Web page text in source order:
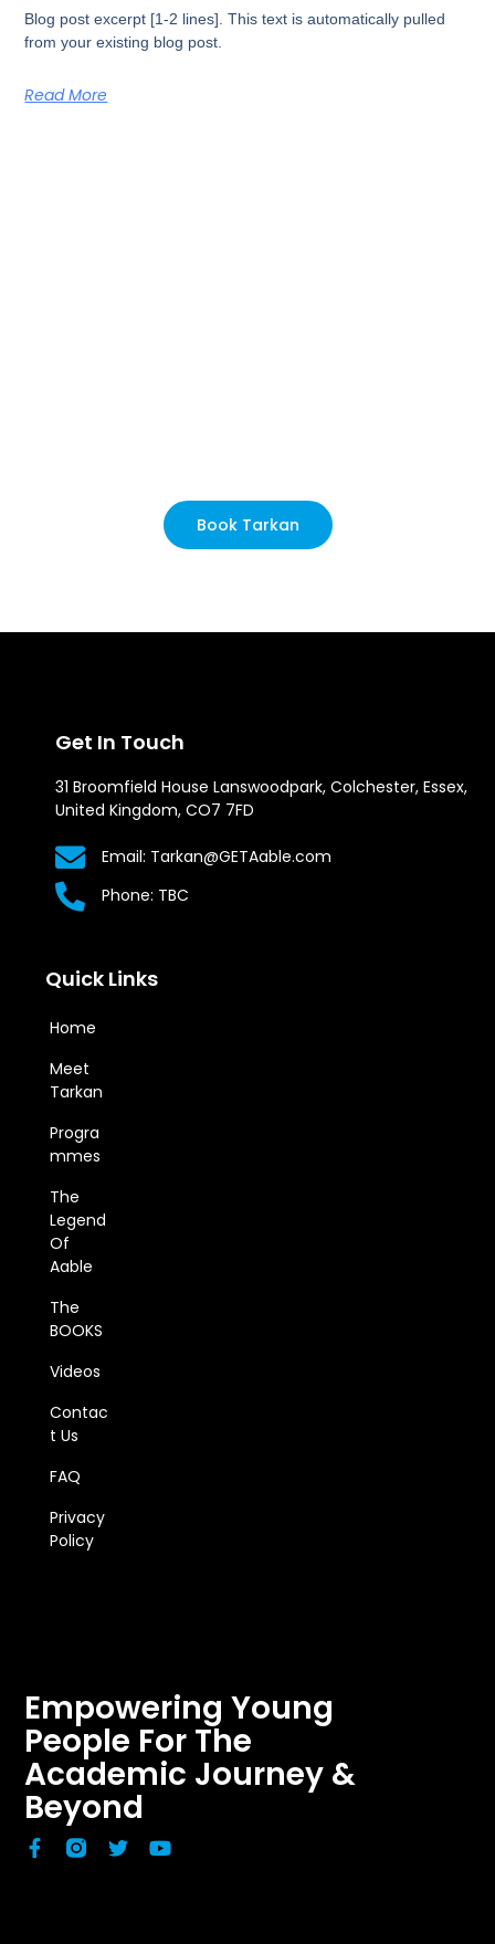
Blog post excerpt [1-2 lines]. This text is automatically pulled
from your existing blog post.
Read More
Book Tarkan
Empowering Young
People For The
Academic Journey &
Beyond
Quick Links
Home
Meet
Tarkan
Progra
mmes
The
Legend
Of
Aable
The
BOOKS
Videos
Contac
t Us
FAQ
Privacy
Policy
Get In Touch
31 Broomfield House Lanswoodpark, Colchester, Essex,
United Kingdom, CO7 7FD
Email: Tarkan@GETAable.com
Phone: TBC